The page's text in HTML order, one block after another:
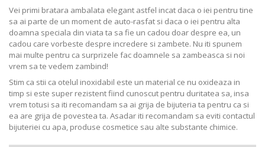
Vei primi bratara ambalata elegant astfel incat daca o iei pentru tine
sa ai parte de un moment de auto-rasfat si daca o iei pentru alta
doamna speciala din viata ta sa fie un cadou doar despre ea, un
cadou care vorbeste despre incredere si zambete. Nu iti spunem
mai multe pentru ca surprizele fac doamnele sa zambeasca si noi
vrem sa te vedem zambind!
Stim ca stii ca otelul inoxidabil este un material ce nu oxideaza in
timp si este super rezistent fiind cunoscut pentru duritatea sa, insa
vrem totusi sa iti recomandam sa ai grija de bijuteria ta pentru ca si
ea are grija de povestea ta. Asadar iti recomandam sa eviti contactul
bijuteriei cu apa, produse cosmetice sau alte substante chimice.